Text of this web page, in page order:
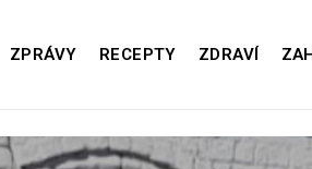
ZPRÁVY RECEPTY ZDRAVÍ